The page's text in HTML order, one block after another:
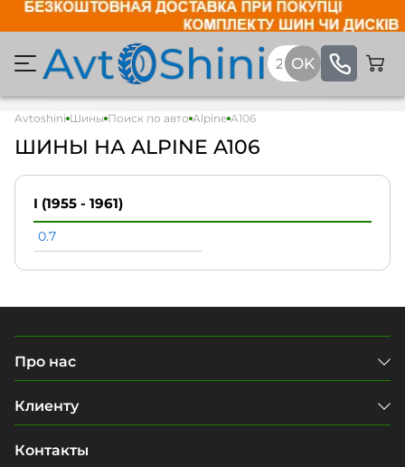
Avtoshini Шины Поиск по авто Alpine A106
ШИНЫ НА ALPINE A106
I (1955 - 1961)
0.7
Про нас
Клиенту
Контакты